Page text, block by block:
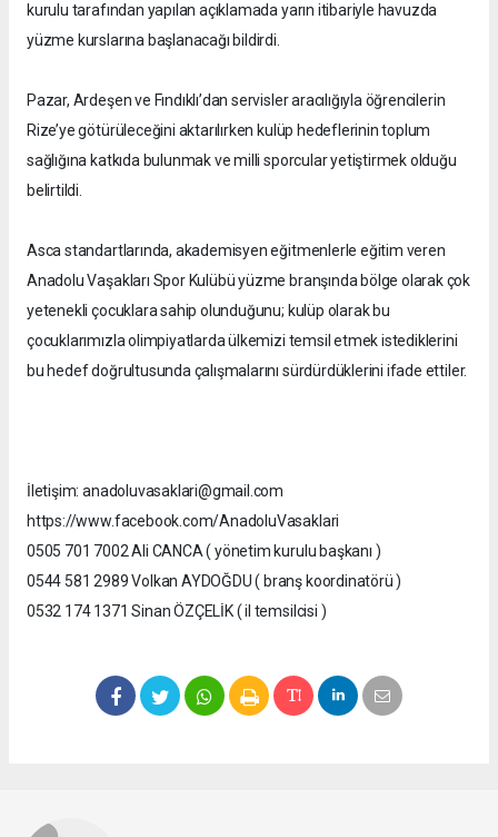
kurulu tarafından yapılan açıklamada yarın itibariyle havuzda
yüzme kurslarına başlanacağı bildirdi.
Pazar, Ardeşen ve Fındıklı’dan servisler aracılığıyla öğrencilerin
Rize’ye götürüleceğini aktarılırken kulüp hedeflerinin toplum
sağlığına katkıda bulunmak ve milli sporcular yetiştirmek olduğu
belirtildi.
Asca standartlarında, akademisyen eğitmenlerle eğitim veren
Anadolu Vaşakları Spor Kulübü yüzme branşında bölge olarak çok
yetenekli çocuklara sahip olunduğunu; kulüp olarak bu
çocuklarımızla olimpiyatlarda ülkemizi temsil etmek istediklerini
bu hedef doğrultusunda çalışmalarını sürdürdüklerini ifade ettiler.
İletişim: anadoluvasaklari@gmail.com
https://www.facebook.com/AnadoluVasaklari
0505 701 7002 Ali CANCA ( yönetim kurulu başkanı )
0544 581 2989 Volkan AYDOĞDU ( branş koordinatörü )
0532 174 1371 Sinan ÖZÇELİK ( il temsilcisi )